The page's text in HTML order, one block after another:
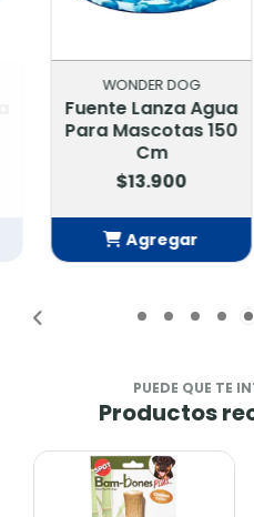
WONDER DOG
Fuente Lanza Agua
Para Mascotas 150
Cm
$13.900
Agregar
PUEDE QUE TE
Productos